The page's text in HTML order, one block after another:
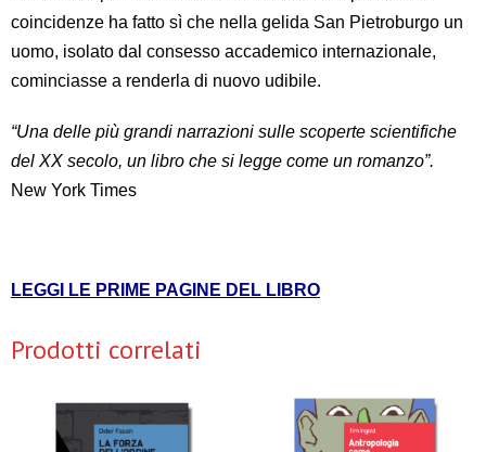
coincidenze ha fatto sì che nella gelida San Pietroburgo un
uomo, isolato dal consesso accademico internazionale,
cominciasse a renderla di nuovo udibile.
“Una delle più grandi narrazioni sulle scoperte scientifiche
del XX secolo, un libro che si legge come un romanzo”.
New York Times
LEGGI LE PRIME PAGINE DEL LIBRO
Prodotti correlati